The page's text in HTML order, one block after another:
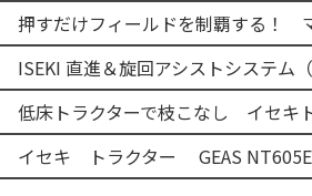
イセキ トラクター GEAS